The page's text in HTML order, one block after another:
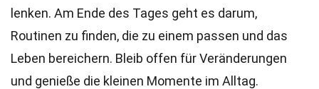
lenken. Am Ende des Tages geht es darum,
Routinen zu finden, die zu einem passen und das
Leben bereichern. Bleib offen für Veränderungen
und genieße die kleinen Momente im Alltag.